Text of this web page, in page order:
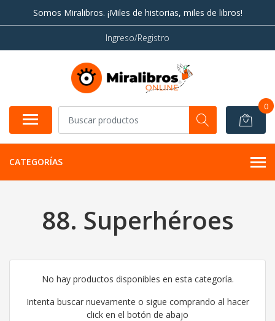
Somos Miralibros. ¡Miles de historias, miles de libros!
Ingreso/Registro
0
CATEGORÍAS
88. Superhéroes
No hay productos disponibles en esta categoría.
Intenta buscar nuevamente o sigue comprando al hacer
click en el botón de abajo